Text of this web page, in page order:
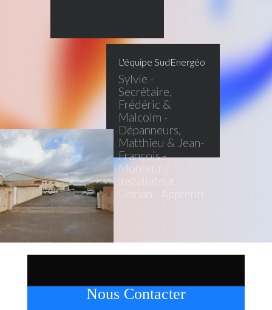
L'équipe SudEnergéo
Sylvie -
Secrétaire,
Frédéric &
Malcolm -
Dépanneurs,
Matthieu & Jean-
François -
Monteur /
Nous Contacter